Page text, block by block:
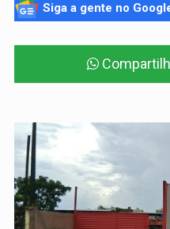
Siga a gente no